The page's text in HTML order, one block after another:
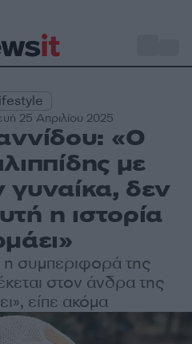
25 Απριλίου 2025
«Ο
με
γυναίκα, δεν
η ιστορία
η συμπεριφορά της
στον άνδρα της
είπε ακόμα